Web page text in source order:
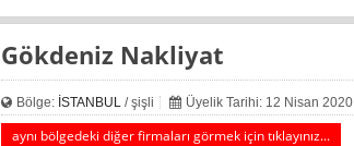
Gökdeniz Nakliyat
Bölge: İSTANBUL/ şişli Üyelik Tarihi: 12 Nisan 2020
aynı bölgedeki diğer firmaları görmek için tıklayınız...